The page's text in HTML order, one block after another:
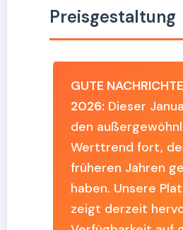
Preisgestaltung
GUTE
2026: Dieser
den
Werttrend fort,
früheren Jahren
haben. Unsere
zeigt derzeit